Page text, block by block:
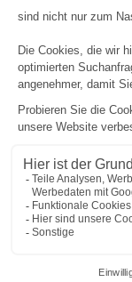
OK
Copyright
Camping-Pass
Impressum
Allgemeine
Sitemap
Powered by ICS